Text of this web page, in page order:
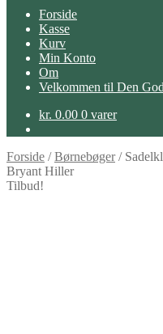
Forside
Kasse
Kurv
Min Konto
Om
Velkommen til Den
kr. 0.00 0 varer
Forside /Børnebøger/
Bryant Hiller
Tilbud!